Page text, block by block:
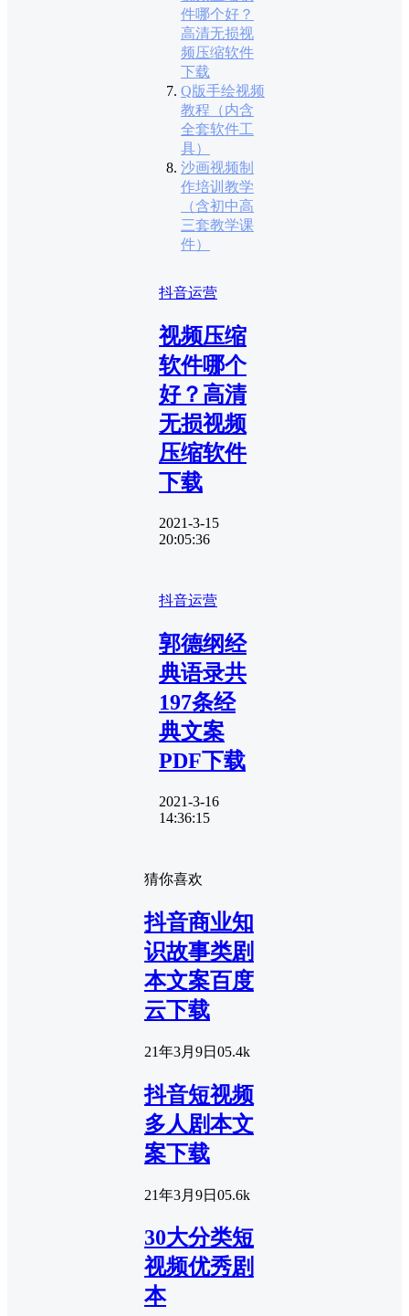
件哪个好？
高清无损视
频压缩软件
下载
Q版手绘视频
教程（内含
全套软件工
具）
沙画视频制
作培训教学
（含初中高
三套教学课
件）
抖音运营
视频压缩
软件哪个
好？高清
无损视频
压缩软件
下载
2021-3-15
20:05:36
抖音运营
郭德纲经
典语录共
197条经
典文案
PDF下载
2021-3-16
14:36:15
猜你喜欢
抖音商业知
识故事类剧
本文案百度
云下载
21年3月9日 05.4k
抖音短视频
多人剧本文
案下载
21年3月9日 05.6k
30大分类短
视频优秀剧
本